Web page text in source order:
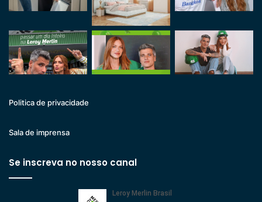
Politica de privacidade
Sala de imprensa
Se inscreva no nosso canal